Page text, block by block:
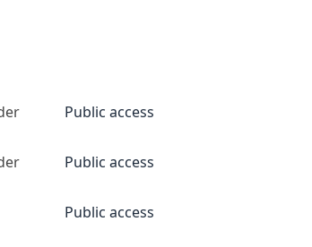
Public access
Public access
Public access